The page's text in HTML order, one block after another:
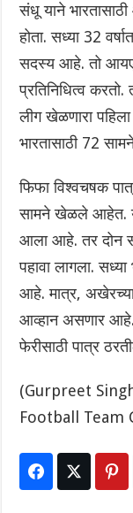
संधू याने
होता. सध्या 32
सदस्य आहे. तो
प्रतिनिधित्व
लीग खेळणारा
भारतासाठी 72
फिफा विश्वचषक
सामने खेळले आहेत.
आला आहे. तर दोन
पहावा लागला.
आहे. मात्र, अखेरच्या
आव्हान असणार
फेरीसाठी पात्र
(Gurpreet
Football Team